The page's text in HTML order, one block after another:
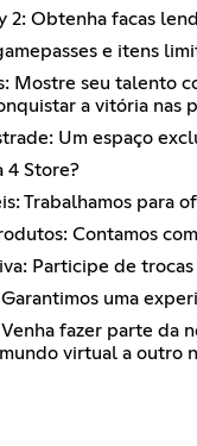
Obtenha facas
e itens
Mostre seu talento
a vitória nas
Um espaço
4 Store?
Trabalhamos para
Contamos
Participe de
uma
fazer parte da
virtual a outro